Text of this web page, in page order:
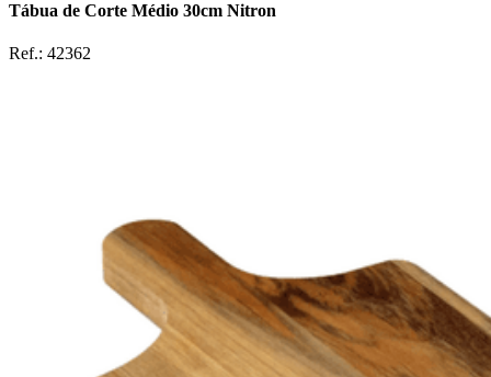
Tábua de Corte Médio 30cm Nitron
Ref.: 42362